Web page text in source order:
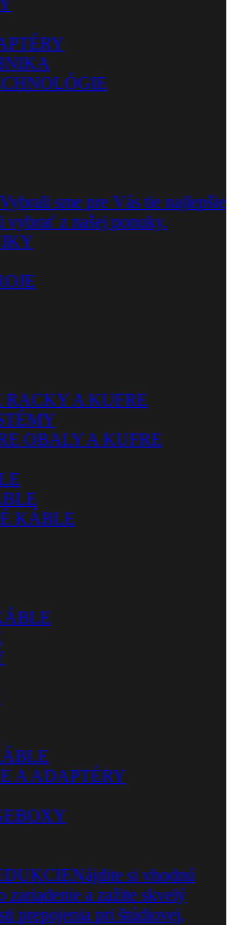
Vybrali sme pre Vás tie najlepšie
vybrať z našej ponuky.
RACKY A KUFRE
OBALY A KUFRE
KÁBLE
A ADAPTÉRY
Nájdite si vhodnú
zariadenie a zažite skvelý
prepojenia pri štúdiovej,